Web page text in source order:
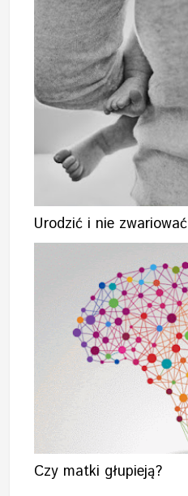
Urodzić i nie zwariować
Czy matki głupieją?